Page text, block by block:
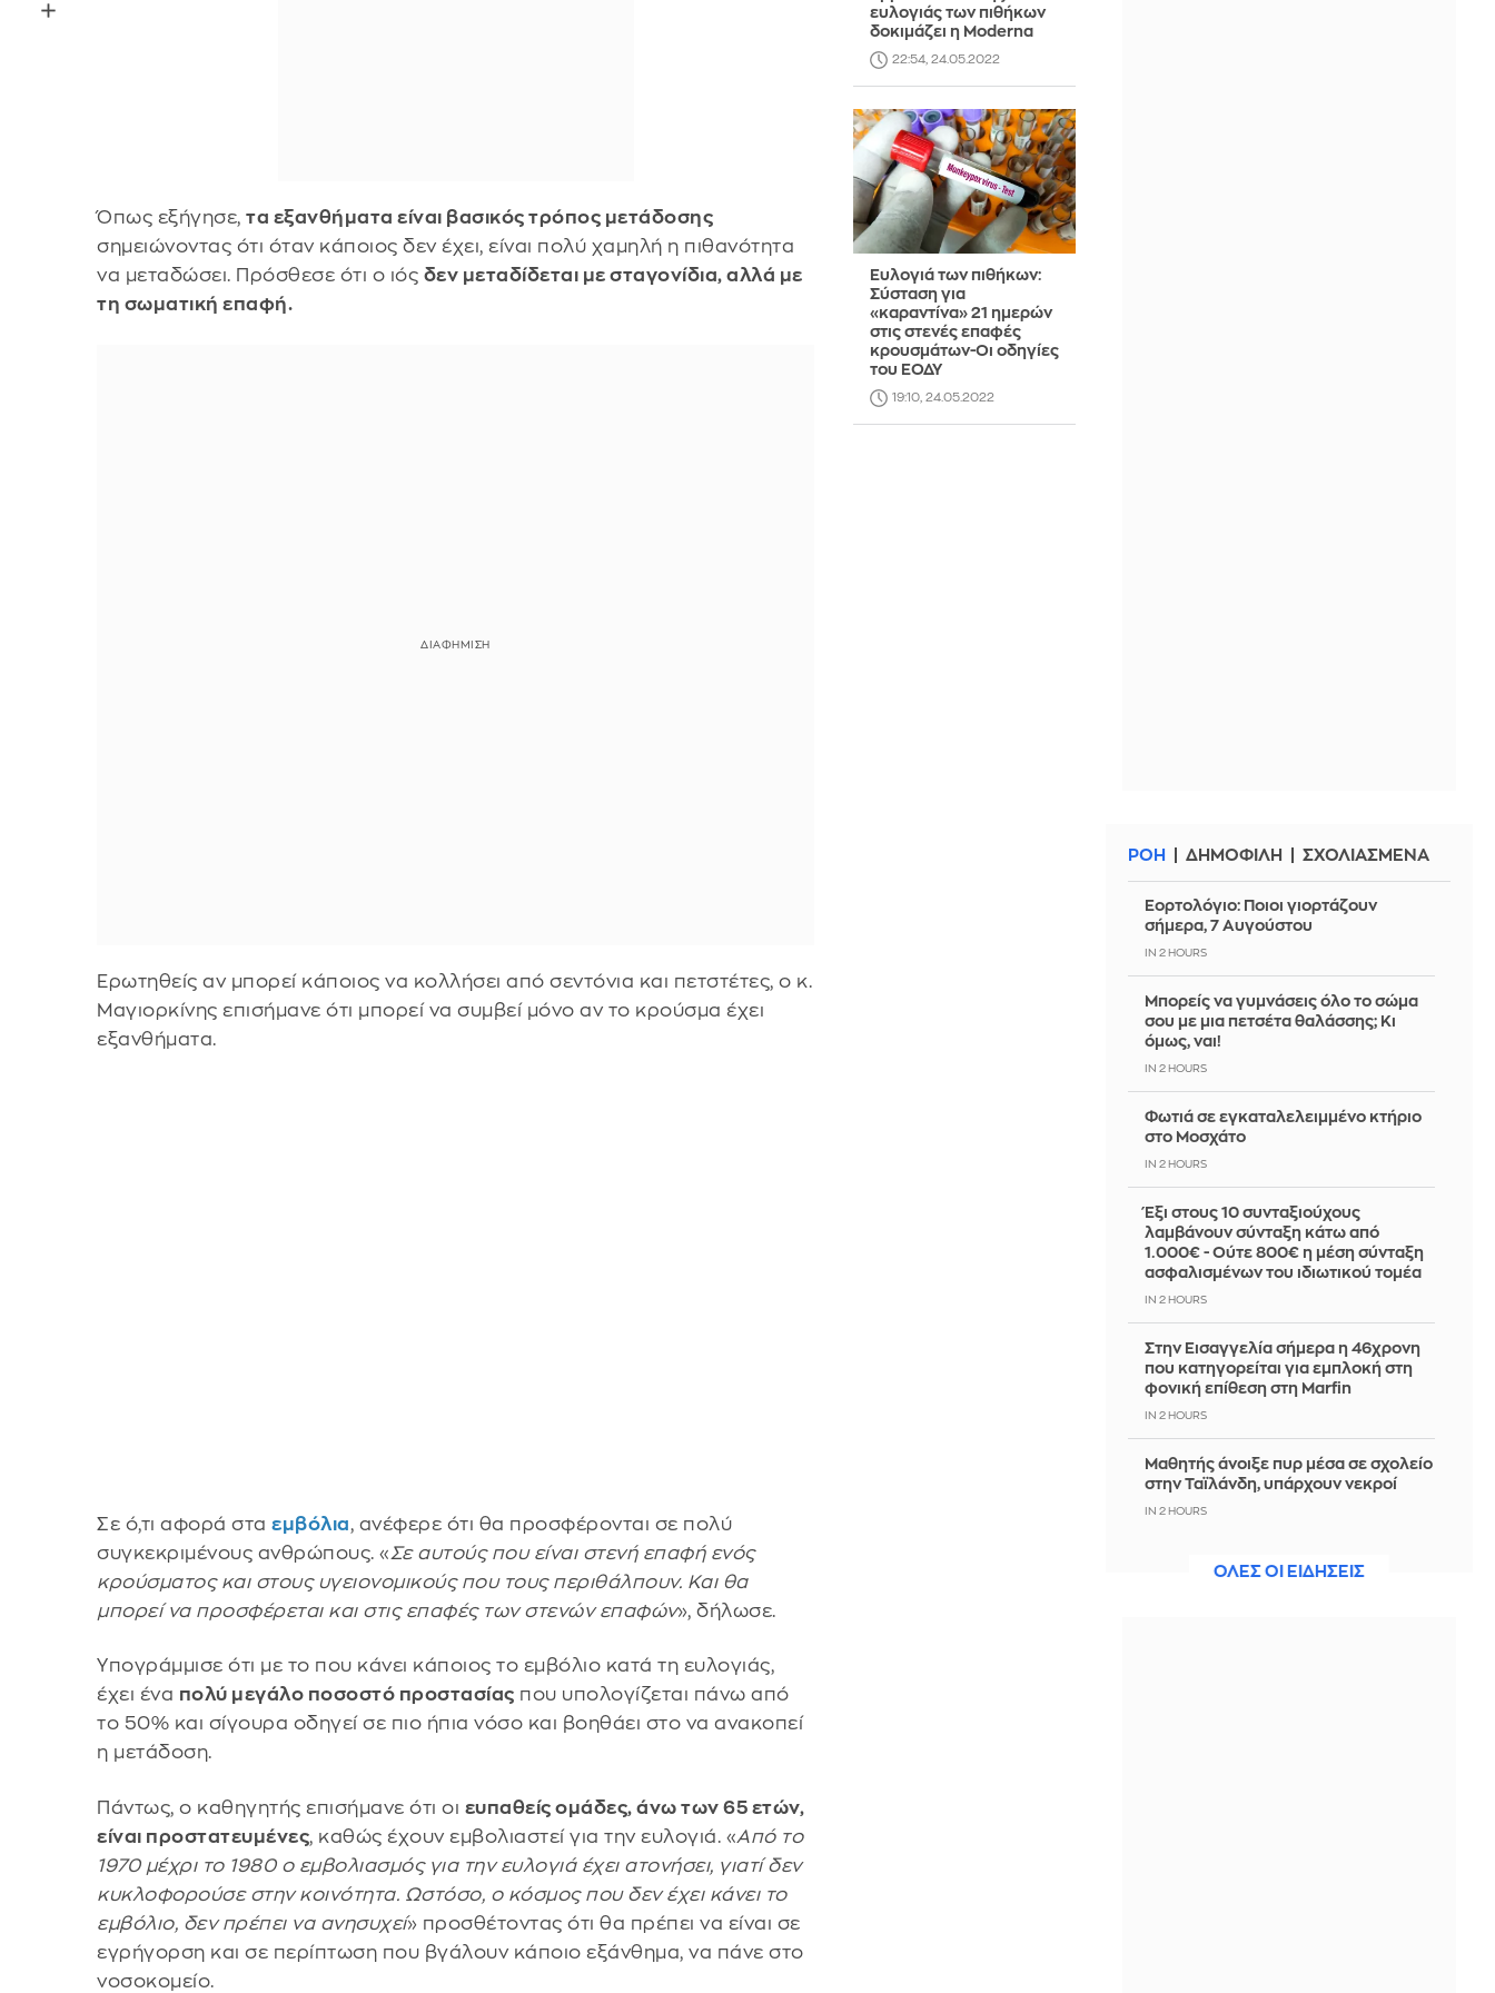
Όπως εξήγησε,τα εξανθήματα είναι βασικός τρόπος μετάδοσης
σημειώνοντας ότι όταν κάποιος δεν έχει, είναι πολύ χαμηλή η πιθανότητα
να μεταδώσει. Πρόσθεσε ότι ο ιός δεν μεταδίδεται με σταγονίδια, αλλά με
τη σωματική επαφή.
Ερωτηθείς αν μπορεί κάποιος να κολλήσει από σεντόνια και πετστέτες, ο κ.
Μαγιορκίνης επισήμανε ότι μπορεί να συμβεί μόνο αν το κρούσμα έχει
εξανθήματα.
Σε ό,τι αφορά σταεμβόλια, ανέφερε ότι θα προσφέρονται σε πολύ
συγκεκριμένους ανθρώπους. «Σε αυτούς που είναι στενή επαφή ενός
κρούσματος και στους υγειονομικούς που τους περιθάλπουν. Και θα
μπορεί να προσφέρεται και στις επαφές των στενών επαφών», δήλωσε.
Υπογράμμισε ότι με το που κάνει κάποιος το εμβόλιο κατά τη ευλογιάς,
έχει ένα πολύ μεγάλο ποσοστό προστασίας που υπολογίζεται πάνω από
το 50% και σίγουρα οδηγεί σε πιο ήπια νόσο και βοηθάει στο να ανακοπεί
η μετάδοση.
Πάντως, ο καθηγητής επισήμανε ότι οι ευπαθείς ομάδες, άνω των 65 ετών,
είναι προστατευμένες, καθώς έχουν εμβολιαστεί για την ευλογιά. «Από το
1970 μέχρι το 1980 ο εμβολιασμός για την ευλογιά έχει ατονήσει, γιατί δεν
κυκλοφορούσε στην κοινότητα. Ωστόσο, ο κόσμος που δεν έχει κάνει το
εμβόλιο, δεν πρέπει να ανησυχεί» προσθέτοντας ότι θα πρέπει να είναι σε
εγρήγορση και σε περίπτωση που βγάλουν κάποιο εξάνθημα, να πάνε στο
νοσοκομείο.
ευλογιάς των πιθήκων
δοκιμάζει η Moderna
22:54, 24.05.2022
Ευλογιά των πιθήκων:
Σύσταση για
«καραντίνα» 21 ημερών
στις στενές επαφές
κρουσμάτων-Οι οδηγίες
του ΕΟΔΥ
19:10, 24.05.2022
ΡΟΗ ΔΗΜΟΦΙΛΗ ΣΧΟΛΙΑΣΜΕΝΑ
Εορτολόγιο: Ποιοι γιορτάζουν
σήμερα, 7 Αυγούστου
IN 2 HOURS
Μπορείς να γυμνάσεις όλο το σώμα
σου με μια πετσέτα θαλάσσης; Κι
όμως, ναι!
IN 2 HOURS
Φωτιά σε εγκαταλελειμμένο κτήριο
στο Μοσχάτο
IN 2 HOURS
Έξι στους 10 συνταξιούχους
λαμβάνουν σύνταξη κάτω από
1.000€ - Ούτε 800€ η μέση σύνταξη
ασφαλισμένων του ιδιωτικού τομέα
IN 2 HOURS
Στην Εισαγγελία σήμερα η 46χρονη
που κατηγορείται για εμπλοκή στη
φονική επίθεση στη Marfin
IN 2 HOURS
Μαθητής άνοιξε πυρ μέσα σε σχολείο
στην Ταϊλάνδη, υπάρχουν νεκροί
IN 2 HOURS
Ιράκ: Ποια είναι η αμερικανική Arkel
ΟΛΕΣ ΟΙ ΕΙΔΗΣΕΙΣ